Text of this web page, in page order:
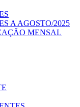
A AGOSTO/2025
MENSAL